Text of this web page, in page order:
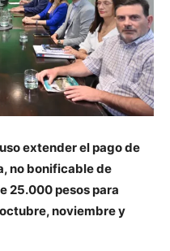
extender el pago de
no bonificable de
25.000 pesos para
noviembre y